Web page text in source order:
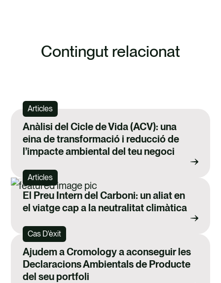
Contingut relacionat
Articles
Anàlisi del Cicle de Vida (ACV): una
eina de transformació i reducció de
l’impacte ambiental del teu negoci
Articles
El Preu Intern del Carboni: un aliat en
el viatge cap a la neutralitat climàtica
Cas D'èxit
Ajudem a Cromology a aconseguir les
Declaracions Ambientals de Producte
del seu portfoli